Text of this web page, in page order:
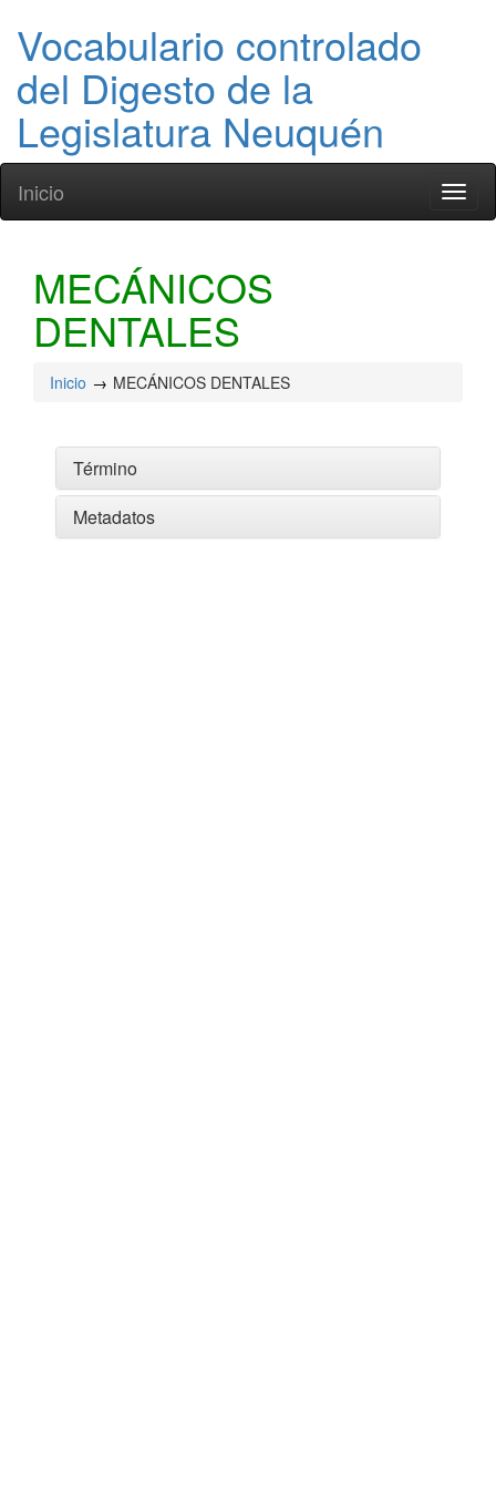
Vocabulario controlado
del Digesto de la
Legislatura Neuquén
Inicio
MECÁNICOS
DENTALES
Inicio MECÁNICOS DENTALES
Término
Metadatos